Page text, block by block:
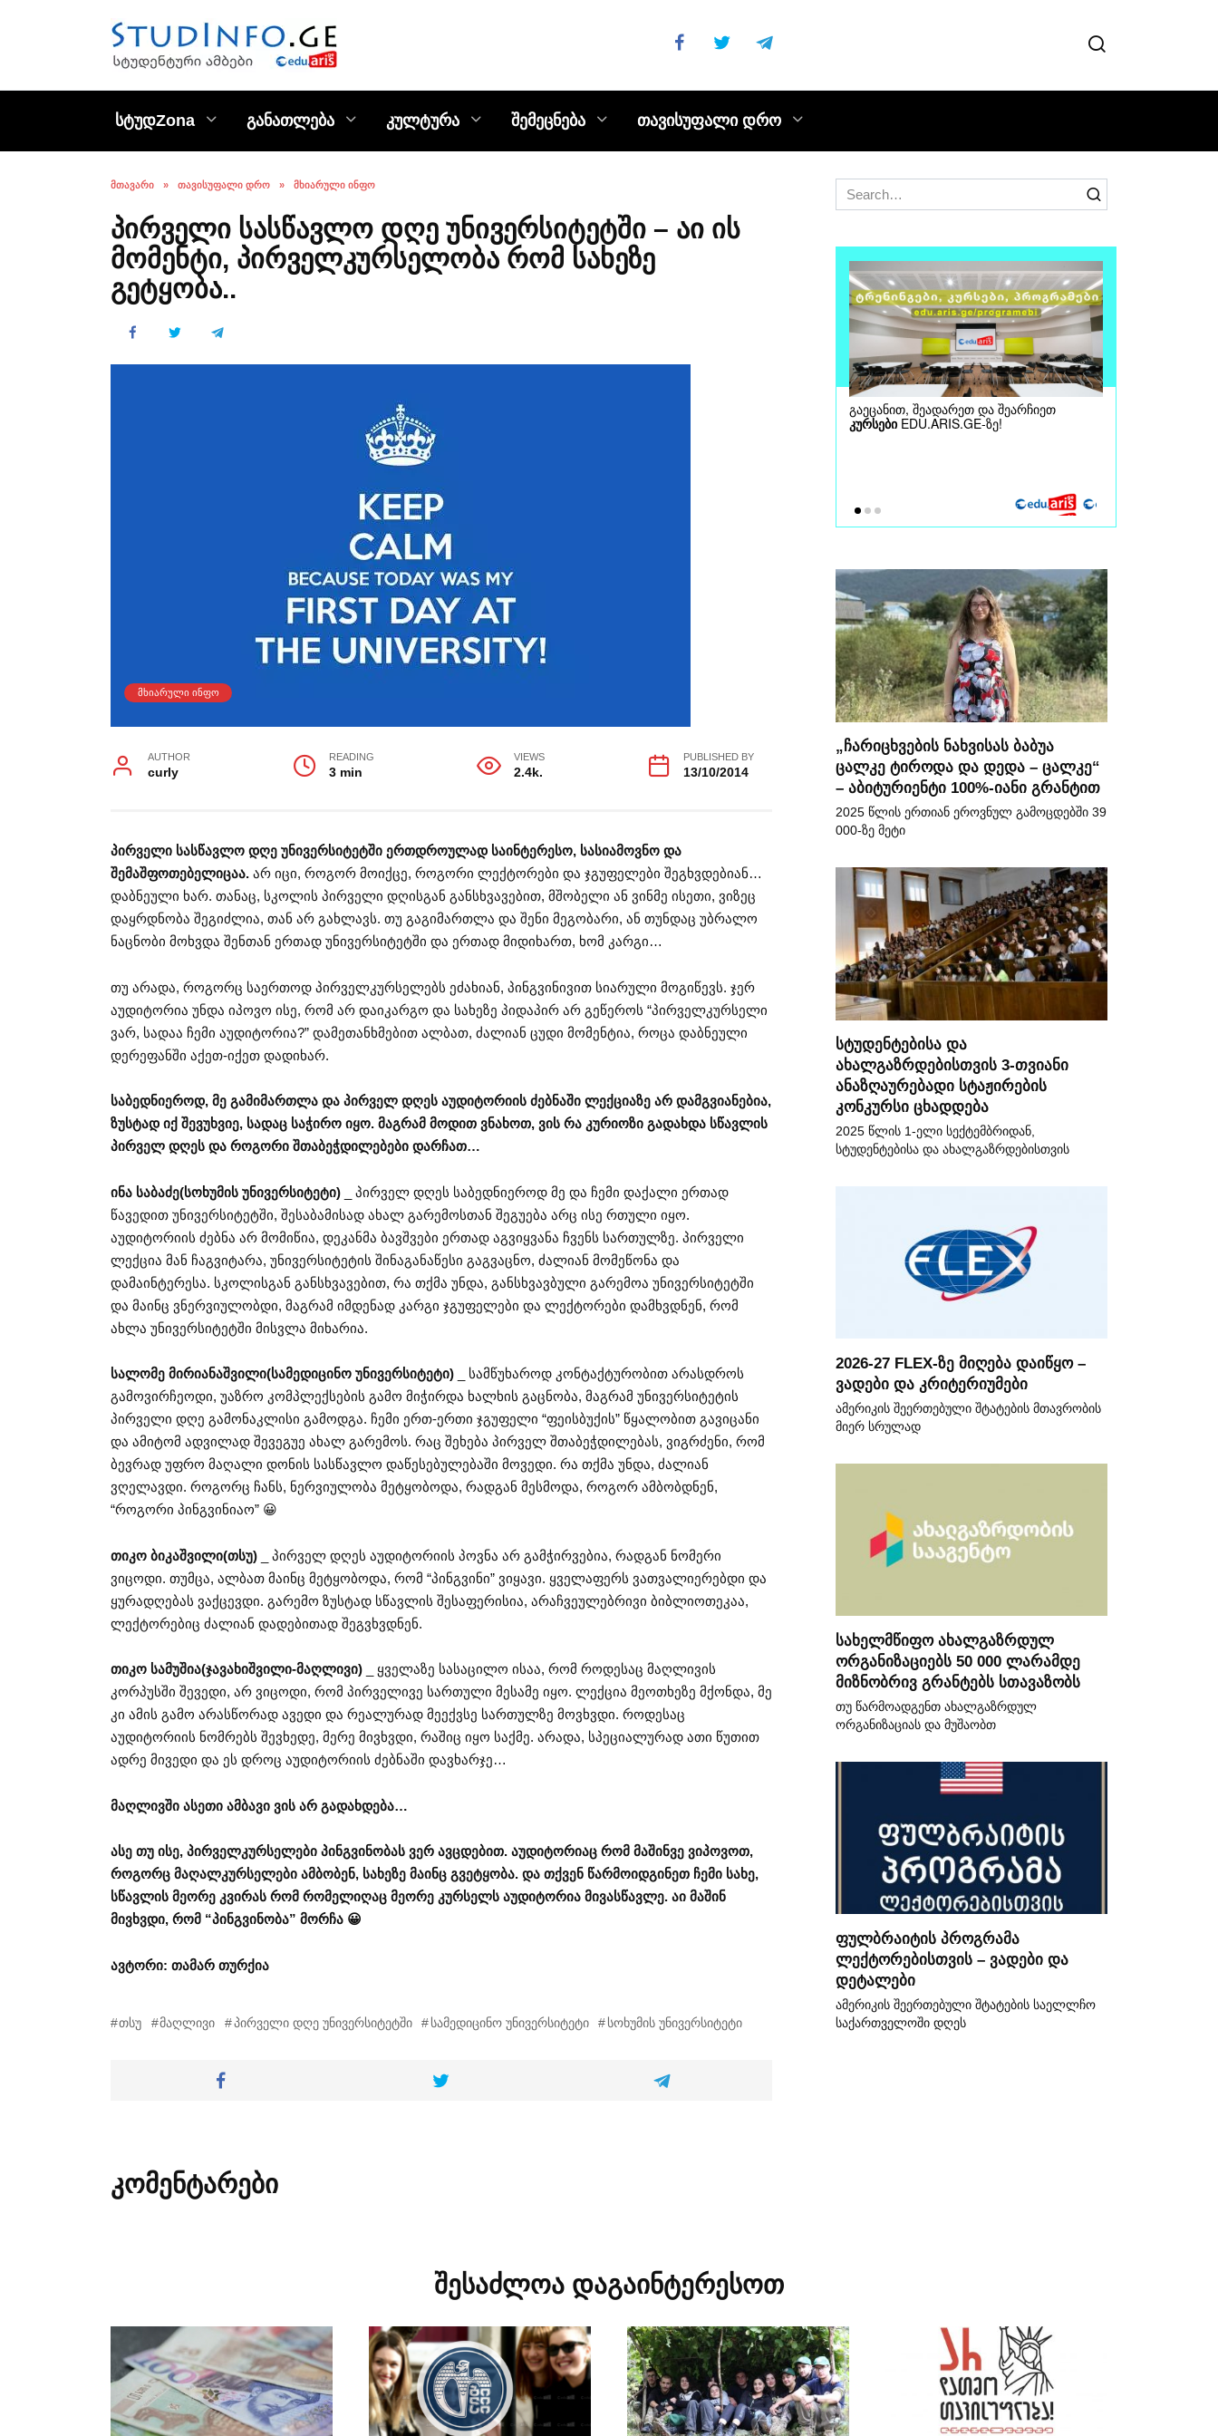
სტუდZona განათლება კულტურა შემეცნება თავისუფალი დრო
ᲛᲗᲐᲕᲐᲠᲘ » ᲗᲐᲕᲘᲡᲣᲤᲐᲚᲘ ᲓᲠᲝ » ᲛᲮᲘᲐᲠᲣᲚᲘ ᲘᲜᲤᲝ
პირველი სასწავლო დღე უნივერსიტეტში – აი ის
მომენტი, პირველკურსელობა რომ სახეზე
გეტყობა..
ᲛᲮᲘᲐᲠᲣᲚᲘ ᲘᲜᲤᲝ
AUTHOR
curly
READING
3 min
VIEWS
2.4k.
PUBLISHED BY
13/10/2014
პირველი სასწავლო დღე უნივერსიტეტში ერთდროულად საინტერესო, სასიამოვნო და
შემაშფოთებელიცაა. არ იცი, როგორ მოიქცე, როგორი ლექტორები და ჯგუფელები შეგხვდებიან…
დაბნეული ხარ. თანაც, სკოლის პირველი დღისგან განსხვავებით, მშობელი ან ვინმე ისეთი, ვიზეც
დაყრდნობა შეგიძლია, თან არ გახლავს. თუ გაგიმართლა და შენი მეგობარი, ან თუნდაც უბრალო
ნაცნობი მოხვდა შენთან ერთად უნივერსიტეტში და ერთად მიდიხართ, ხომ კარგი…
თუ არადა, როგორც საერთოდ პირველკურსელებს ეძახიან, პინგვინივით სიარული მოგიწევს. ჯერ
აუდიტორია უნდა იპოვო ისე, რომ არ დაიკარგო და სახეზე პიდაპირ არ გეწეროს “პირველკურსელი
ვარ, სადაა ჩემი აუდიტორია?” დამეთანხმებით ალბათ, ძალიან ცუდი მომენტია, როცა დაბნეული
დერეფანში აქეთ-იქეთ დადიხარ.
საბედნიეროდ, მე გამიმართლა და პირველ დღეს აუდიტორიის ძებნაში ლექციაზე არ დამგვიანებია,
ზუსტად იქ შევუხვიე, სადაც საჭირო იყო. მაგრამ მოდით ვნახოთ, ვის რა კურიოზი გადახდა სწავლის
პირველ დღეს და როგორი შთაბეჭდილებები დარჩათ…
ინა საბაძე(სოხუმის უნივერსიტეტი)
_ პირველ დღეს საბედნიეროდ მე და ჩემი დაქალი ერთად
წავედით უნივერსიტეტში, შესაბამისად ახალ გარემოსთან შეგუება არც ისე რთული იყო.
აუდიტორიის ძებნა არ მომიწია, დეკანმა ბავშვები ერთად აგვიყვანა ჩვენს სართულზე. პირველი
ლექცია მან ჩაგვიტარა, უნივერსიტეტის შინაგანაწესი გაგვაცნო, ძალიან მომეწონა და
დამაინტერესა. სკოლისგან განსხვავებით, რა თქმა უნდა, განსხვავბული გარემოა უნივერსიტეტში
და მაინც ვნერვიულობდი, მაგრამ იმდენად კარგი ჯგუფელები და ლექტორები დამხვდნენ, რომ
ახლა უნივერსიტეტში მისვლა მიხარია.
სალომე მირიანაშვილი(სამედიცინო უნივერსიტეტი)
_ სამწუხაროდ კონტაქტურობით არასდროს
გამოვირჩეოდი, უაზრო კომპლექსების გამო მიჭირდა ხალხის გაცნობა, მაგრამ უნივერსიტეტის
პირველი დღე გამონაკლისი გამოდგა. ჩემი ერთ-ერთი ჯგუფელი “ფეისბუქის” წყალობით გავიცანი
და ამიტომ ადვილად შევეგუე ახალ გარემოს. რაც შეხება პირველ შთაბეჭდილებას, ვიგრძენი, რომ
ბევრად უფრო მაღალი დონის სასწავლო დაწესებულებაში მოვედი. რა თქმა უნდა, ძალიან
ვღელავდი. როგორც ჩანს, ნერვიულობა მეტყობოდა, რადგან მესმოდა, როგორ ამბობდნენ,
“როგორი პინგვინიაო” 😀
თიკო ბიკაშვილი(თსუ)
_ პირველ დღეს აუდიტორიის პოვნა არ გამჭირვებია, რადგან ნომერი
ვიცოდი. თუმცა, ალბათ მაინც მეტყობოდა, რომ “პინგვინი” ვიყავი. ყველაფერს ვათვალიერებდი და
ყურადღებას ვაქცევდი. გარემო ზუსტად სწავლის შესაფერისია, არაჩვეულებრივი ბიბლიოთეკაა,
ლექტორებიც ძალიან დადებითად შეგვხვდნენ.
თიკო სამუშია(ჯავახიშვილი-მაღლივი)
_ ყველაზე სასაცილო ისაა, რომ როდესაც მაღლივის
კორპუსში შევედი, არ ვიცოდი, რომ პირველივე სართული მესამე იყო. ლექცია მეოთხეზე მქონდა, მე
კი ამის გამო არასწორად ავედი და რეალურად მეექვსე სართულზე მოვხვდი. როდესაც
აუდიტორიის ნომრებს შევხედე, მერე მივხვდი, რაშიც იყო საქმე. არადა, სპეციალურად ათი წუთით
ადრე მივედი და ეს დროც აუდიტორიის ძებნაში დავხარჯე…
მაღლივში ასეთი ამბავი ვის არ გადახდება…
ასე თუ ისე, პირველკურსელები პინგვინობას ვერ ავცდებით. აუდიტორიაც რომ მაშინვე ვიპოვოთ,
როგორც მაღალკურსელები ამბობენ, სახეზე მაინც გვეტყობა. და თქვენ წარმოიდგინეთ ჩემი სახე,
სწავლის მეორე კვირას რომ რომელიღაც მეორე კურსელს აუდიტორია მივასწავლე. აი მაშინ
მივხვდი, რომ “პინგვინობა” მორჩა 😀
ავტორი: თამარ თურქია
თსუ მაღლივი პირველი დღე უნივერსიტეტში სამედიცინო უნივერსიტეტი სოხუმის უნივერსიტეტი
კომენტარები
Search
for:
„ჩარიცხვების ნახვისას ბაბუა
ცალკე ტიროდა და დედა – ცალკე“
– აბიტურიენტი 100%-იანი გრანტით
2025 წლის ერთიან ეროვნულ გამოცდებში 39
000-ზე მეტი
სტუდენტებისა და
ახალგაზრდებისთვის 3-თვიანი
ანაზღაურებადი სტაჟირების
კონკურსი ცხადდება
2025 წლის 1-ელი სექტემბრიდან,
სტუდენტებისა და ახალგაზრდებისთვის
2026-27 FLEX-ზე მიღება დაიწყო –
ვადები და კრიტერიუმები
ამერიკის შეერთებული შტატების მთავრობის
მიერ სრულად
სახელმწიფო ახალგაზრდულ
ორგანიზაციებს 50 000 ლარამდე
მიზნობრივ გრანტებს სთავაზობს
თუ წარმოადგენთ ახალგაზრდულ
ორგანიზაციას და მუშაობთ
ფულბრაიტის პროგრამა
ლექტორებისთვის – ვადები და
დეტალები
ამერიკის შეერთებული შტატების საელლჩო
საქართველოში დღეს
შესაძლოა დაგაინტერესოთ